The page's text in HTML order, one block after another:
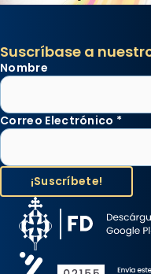
Suscríbase a
Nombre
Correo Electrónico *